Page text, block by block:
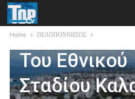
Home ΠΕΛΟΠΟΝΝΗΣΟΣ
Τις
Έργο
Του Εθνικού
Σταδίου